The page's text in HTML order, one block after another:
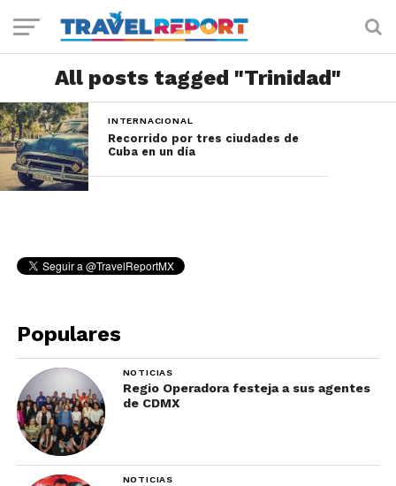
All posts tagged "Trinidad"
INTERNACIONAL
Recorrido por tres ciudades de
Cuba en un día
Populares
NOTICIAS
Regio Operadora festeja a sus agentes
de CDMX
NOTICIAS